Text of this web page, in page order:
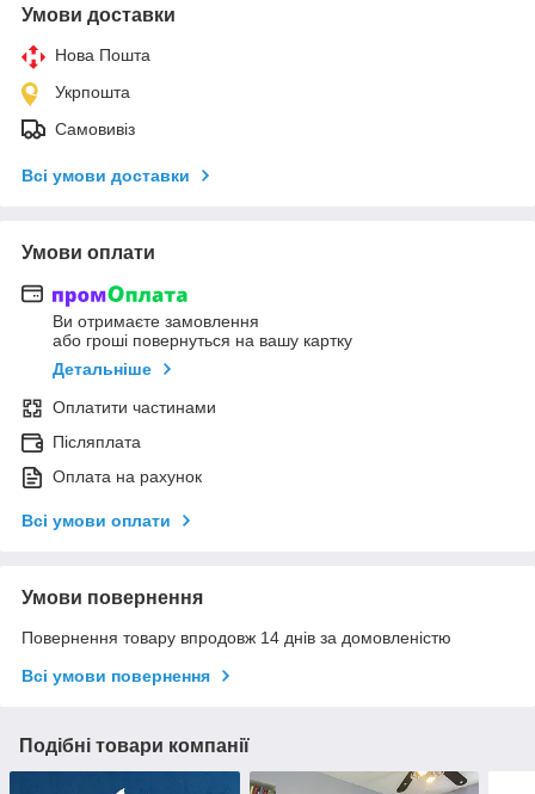
Умови доставки
Нова Пошта
Укрпошта
Самовивіз
Всі умови доставки
Умови оплати
Ви отримаєте замовлення
або гроші повернуться на вашу картку
Детальніше
Оплатити частинами
Післяплата
Оплата на рахунок
Всі умови оплати
Умови повернення
Повернення товару впродовж 14 днів за домовленістю
Всі умови повернення
Подібні товари компанії